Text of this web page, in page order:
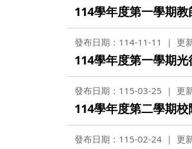
114學年度第一學期
發布日期：114-11-11 更
114學年度第一學期
發布日期：115-03-25 更
114學年度第二學期
發布日期：115-02-24 更